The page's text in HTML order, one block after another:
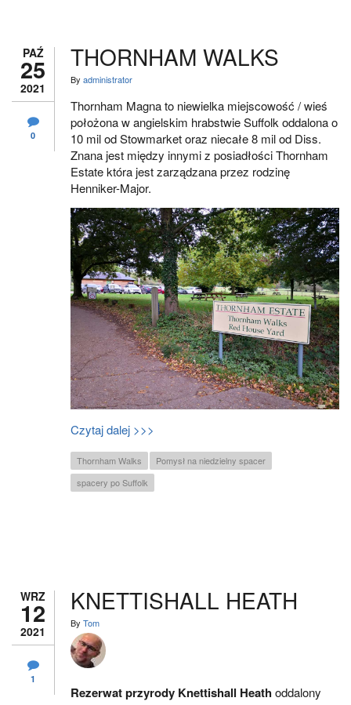
PAŹ
25
2021
0
THORNHAM WALKS
By administrator
Thornham Magna to niewielka miejscowość / wieś
położona w angielskim hrabstwie Suffolk oddalona o
10 mil od Stowmarket oraz niecałe 8 mil od Diss.
Znana jest między innymi z posiadłości Thornham
Estate która jest zarządzana przez rodzinę
Henniker-Major.
Czytaj dalej >>>
Thornham Walks
Pomysł na niedzielny spacer
spacery po Suffolk
WRZ
12
2021
1
KNETTISHALL HEATH
By Tom
Rezerwat przyrody Knettishall Heathoddalony